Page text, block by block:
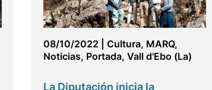
08/10/2022 Cultura, MARQ,
Noticias, Portada, Vall d'Ebo (La)
La Diputación inicia la